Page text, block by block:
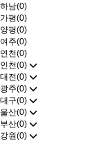
하남(0)
가평(0)
양평(0)
여주(0)
연천(0)
인천(0)
대전(0)
광주(0)
대구(0)
울산(0)
부산(0)
강원(0)